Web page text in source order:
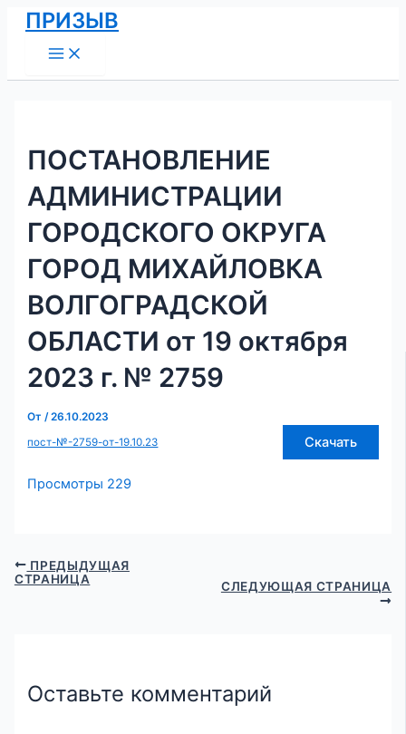
Перейти
содержимому
ПРИЗЫВ
Menu
ПОСТАНОВЛЕНИЕ
АДМИНИСТРАЦИИ
ГОРОДСКОГО ОКРУГА
ГОРОД МИХАЙЛОВКА
ВОЛГОГРАДСКОЙ
ОБЛАСТИ от 19 октября
2023 г. № 2759
От/26.10.2023
пост-№-2759-от-19.10.23
Скачать
Просмотры 229
Навигация
по
записям
ПРЕДЫДУЩАЯ
СТРАНИЦА
СЛЕДУЮЩАЯ СТРАНИЦА
Оставьте комментарий